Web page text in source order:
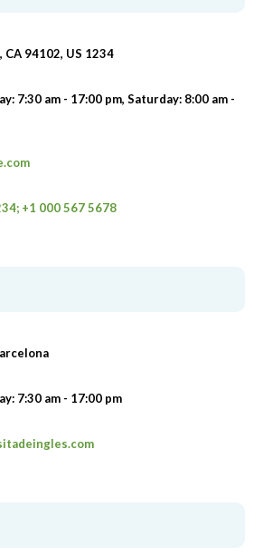
CA 94102, US 1234
7:30 am - 17:00 pm, Saturday: 8:00 am -
+1 000 567 5678
7:30 am - 17:00 pm